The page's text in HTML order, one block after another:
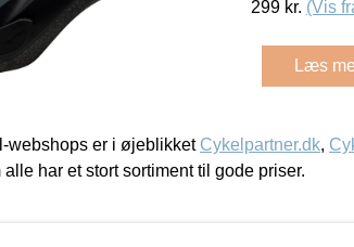
299 kr. (Vis
Læs
webshops er i øjeblikket Cykelpartner.dk,
alle har et stort sortiment til gode priser.